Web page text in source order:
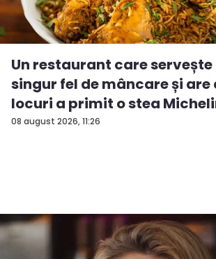
08 august 2026, 11:26
Un restaurant care servește
singur fel de mâncare și are
locuri a primit o stea